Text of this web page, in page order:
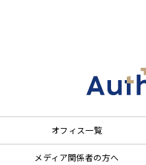
オフィス一覧
メディア関係者の方へ